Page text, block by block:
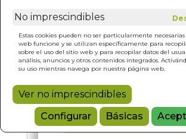
No imprescindibles
Estas cookies pueden no ser particularmente
web funcione y se utilizan específicamente para
sobre el uso del sitio web y para recopilar datos del
análisis, anuncios y otros contenidos integrados.
su uso mientras navega por nuestra página web.
Ver no imprescindibles
Configurar
Básicas